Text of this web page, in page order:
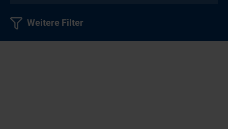
Weitere Filter